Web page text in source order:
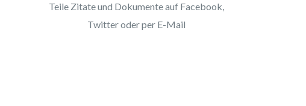
Teile Zitate und Dokumente auf Facebook,
Twitter oder per E-Mail